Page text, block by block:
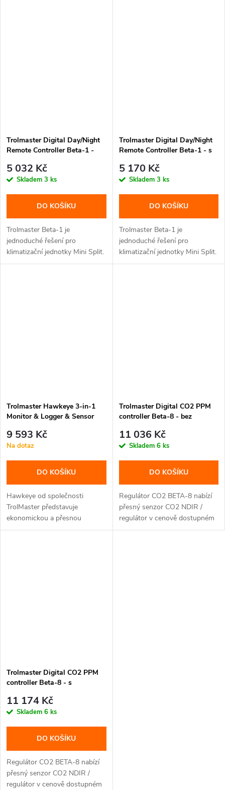
Trolmaster Digital Day/Night
Remote Controller Beta-1 -
koncovka)
5 032 Kč
Skladem 3 ks
DO KOŠÍKU
Trolmaster Beta-1 je
jednoduché řešení pro
klimatizační jednotky Mini Split.
Tento...
Trolmaster Digital Day/Night
Remote Controller Beta-1 - s
5 170 Kč
Skladem 3 ks
DO KOŠÍKU
Trolmaster Beta-1 je
jednoduché řešení pro
klimatizační jednotky Mini Split.
Obrázek je...
Trolmaster Hawkeye 3-in-1
Monitor & Logger & Sensor
9 593 Kč
Na dotaz
DO KOŠÍKU
Hawkeye od společnosti
TrolMaster představuje
ekonomickou a přesnou
metodu monitorování...
Trolmaster Digital CO2 PPM
controller Beta-8 - bez
koncovka)
11 036 Kč
Skladem 6 ks
DO KOŠÍKU
Regulátor CO2 BETA-8 nabízí
přesný senzor CO2 NDIR /
regulátor v cenově dostupném
a...
Trolmaster Digital CO2 PPM
controller Beta-8 - s
11 174 Kč
Skladem 6 ks
DO KOŠÍKU
Regulátor CO2 BETA-8 nabízí
přesný senzor CO2 NDIR /
regulátor v cenově dostupném